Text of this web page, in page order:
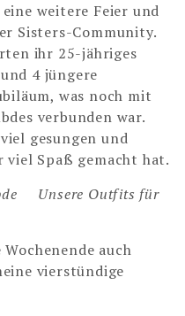
weitere Feier und
Sisters-Community.
ihr 25-jähriges
4 jüngere
was noch mit
verbunden war.
gesungen und
viel Spaß gemacht hat.
Unsere Outfits für
auch
vierstündige